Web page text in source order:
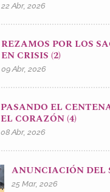
22 Abr, 2026
REZAMOS POR LOS
EN CRISIS (2)
09 Abr, 2026
PASANDO EL
EL CORAZÓN (4)
08 Abr, 2026
ANUNCIACIÓN DEL
25 Mar, 2026